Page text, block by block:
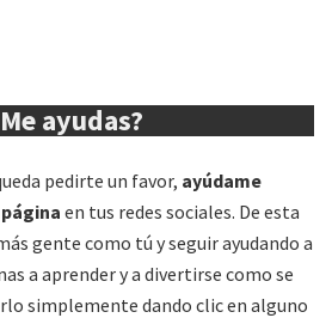
ayudas?
pedirte un favor, ayúdame
en tus redes sociales. De esta
gente como tú y seguir ayudando a
a aprender y a divertirse como se
simplemente dando clic en alguno